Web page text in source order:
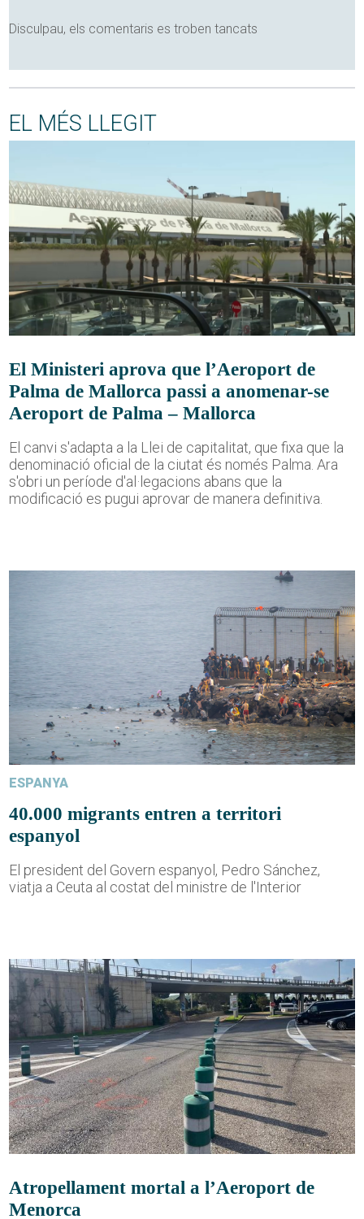
Disculpau, els comentaris es troben tancats
EL MÉS LLEGIT
El Ministeri aprova que l’Aeroport de
Palma de Mallorca passi a anomenar-se
Aeroport de Palma – Mallorca
El canvi s'adapta a la Llei de capitalitat, que fixa que la
denominació oficial de la ciutat és només Palma. Ara
s'obri un període d'al·legacions abans que la
modificació es pugui aprovar de manera definitiva.
ESPANYA
40.000 migrants entren a territori
espanyol
El president del Govern espanyol, Pedro Sánchez,
viatja a Ceuta al costat del ministre de l'Interior
Atropellament mortal a l’Aeroport de
Menorca